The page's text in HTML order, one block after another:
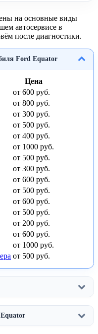
на основные виды
автосервисе в
после диагностики.
Ford Equator
Цена
от 600 руб.
от 800 руб.
от 300 руб.
от 500 руб.
от 400 руб.
от 1000 руб.
от 500 руб.
от 300 руб.
от 600 руб.
от 500 руб.
от 600 руб.
от 500 руб.
от 200 руб.
от 600 руб.
от 1000 руб.
от 500 руб.